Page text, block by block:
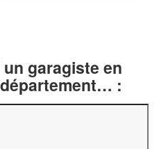
garagiste en
: